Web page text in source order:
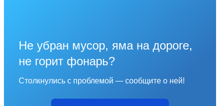
Не убран мусор, яма на дороге,
не горит фонарь?
Столкнулись с проблемой — сообщите о ней!